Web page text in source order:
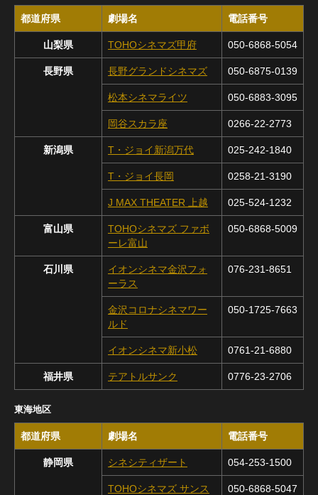
都道府県 劇場名 電話番号
山梨県 TOHOシネマズ甲府 050-6868-5054
長野県 長野グランドシネマズ 050-6875-0139
松本シネマライツ 050-6883-3095
岡谷スカラ座 0266-22-2773
新潟県 T・ジョイ新潟万代 025-242-1840
T・ジョイ長岡 0258-21-3190
J MAX THEATER 上越 025-524-1232
富山県
TOHOシネマズ ファボ
ーレ富山
050-6868-5009
石川県
イオンシネマ金沢フォ
ーラス
076-231-8651
金沢コロナシネマワー
ルド
050-1725-7663
イオンシネマ新小松 0761-21-6880
福井県 テアトルサンク 0776-23-2706
東海地区
都道府県 劇場名 電話番号
静岡県 シネシティザート 054-253-1500
TOHOシネマズ サンス
050-6868-5047